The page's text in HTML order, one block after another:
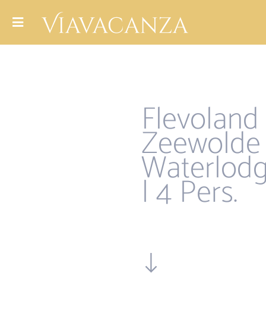
Flevoland
Zeewolde
| 4 Pers.